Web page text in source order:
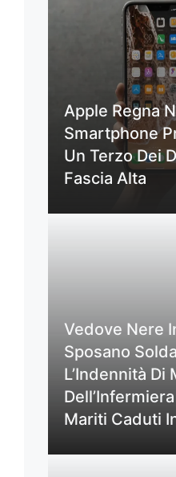
Apple Regna
Smartphone
Un Terzo Dei
Fascia Alta
Vedove Nere
Sposano
L’Indennità Di
Mariti Caduti